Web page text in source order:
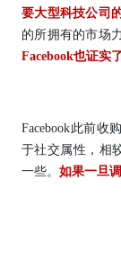
要大型科技公司
的所拥有的市场
Facebook也证实
Facebook此前收
于社交属性，相
一些。 如果一旦